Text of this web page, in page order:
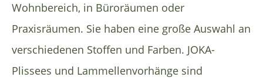
Wohnbereich, in Büroräumen oder
Praxisräumen. Sie haben eine große Auswahl an
verschiedenen Stoffen und Farben. JOKA-
Plissees und Lammellenvorhänge sind